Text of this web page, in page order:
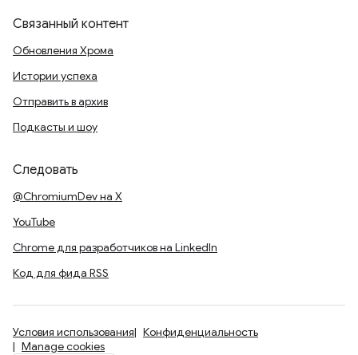
Связанный контент
Обновления Хрома
Истории успеха
Отправить в архив
Подкасты и шоу
Следовать
@ChromiumDev на X
YouTube
Chrome для разработчиков на LinkedIn
Код для фида RSS
Условия использования
Конфиденциальность
Manage cookies